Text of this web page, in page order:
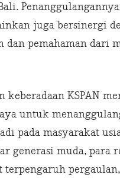
juga bersinergi
dan pemahaman dari
keberadaan KSPAN
untuk
pada masyarakat
generasi muda,
terpengaruh